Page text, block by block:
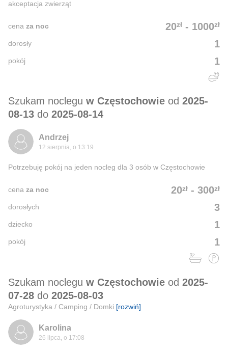
akceptacja zwierząt
20zł - 1000zł
cena za noc
1
dorosły
1
pokój
Szukam noclegu w Częstochowie od 2025-
08-13 do 2025-08-14
Andrzej
12 sierpnia, o 13:19
Potrzebuję pokój na jeden nocleg dla 3 osób w Częstochowie
20zł - 300zł
cena za noc
3
dorosłych
1
dziecko
1
pokój
Szukam noclegu w Częstochowie od 2025-
07-28 do 2025-08-03
Agroturystyka / Camping / Domki [rozwiń]
Karolina
26 lipca, o 17:08